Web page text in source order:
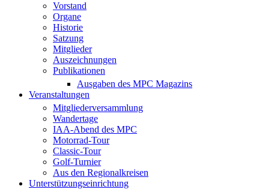
Vorstand
Organe
Historie
Satzung
Mitglieder
Auszeichnungen
Publikationen
Ausgaben des MPC Magazins
Veranstaltungen
Mitgliederversammlung
Wandertage
IAA-Abend des MPC
Motorrad-Tour
Classic-Tour
Golf-Turnier
Aus den Regionalkreisen
Unterstützungseinrichtung